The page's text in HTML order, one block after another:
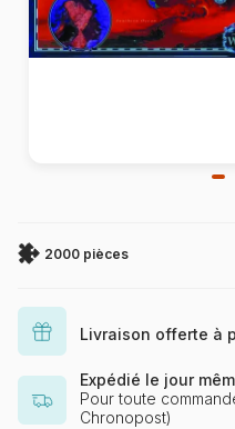
2000 pièces
Livraison offerte à
Expédié le jour
Pour toute
Chronopost)